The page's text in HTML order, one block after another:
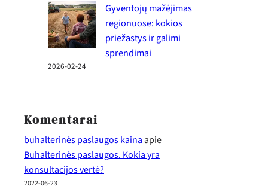
Gyventojų mažėjimas
regionuose: kokios
priežastys ir galimi
sprendimai
2026-02-24
Komentarai
buhalterinės paslaugos kainaapie
Buhalterinės paslaugos. Kokia yra
konsultacijos vertė?
2022-06-23